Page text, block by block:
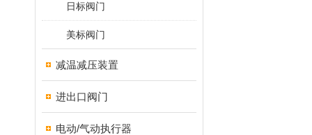
日标阀门
美标阀门
减温减压装置
进出口阀门
电动/气动执行器